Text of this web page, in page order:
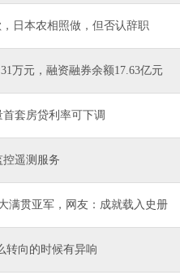
日本农相照做，但否认辞职
万元，融资融券余额17.63亿元
套房贷利率可下调
遥测服务
满贯亚军，网友：成就载入史册
转向的时候有异响